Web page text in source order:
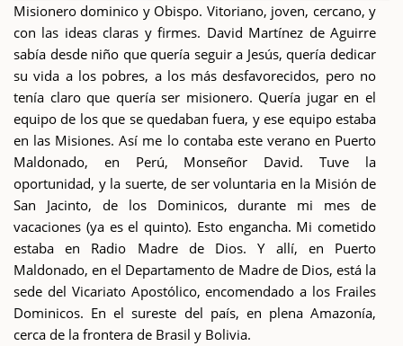
Misionero dominico y Obispo. Vitoriano, joven, cercano, y
con las ideas claras y firmes. David Martínez de Aguirre
sabía desde niño que quería seguir a Jesús, quería dedicar
su vida a los pobres, a los más desfavorecidos, pero no
tenía claro que quería ser misionero. Quería jugar en el
equipo de los que se quedaban fuera, y ese equipo estaba
en las Misiones. Así me lo contaba este verano en Puerto
Maldonado, en Perú, Monseñor David. Tuve la
oportunidad, y la suerte, de ser voluntaria en la Misión de
San Jacinto, de los Dominicos, durante mi mes de
vacaciones (ya es el quinto). Esto engancha. Mi cometido
estaba en Radio Madre de Dios. Y allí, en Puerto
Maldonado, en el Departamento de Madre de Dios, está la
sede del Vicariato Apostólico, encomendado a los Frailes
Dominicos. En el sureste del país, en plena Amazonía,
cerca de la frontera de Brasil y Bolivia.